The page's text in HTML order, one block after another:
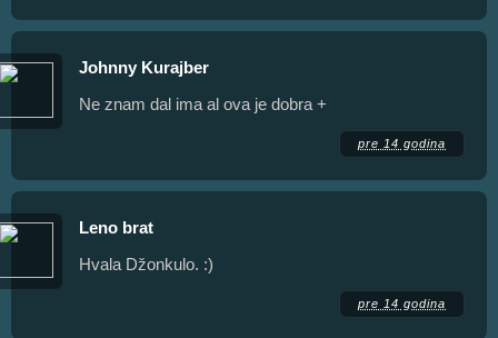
Johnny Kurajber
Ne znam dal ima al ova je dobra +
pre 14 godina
Leno brat
Hvala Džonkulo. :)
pre 14 godina